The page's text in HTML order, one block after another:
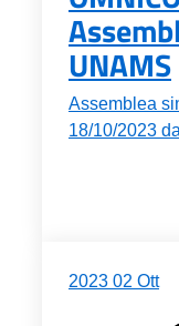
UNAMS
Assemblea
18/10/2023
2023 02 Ott